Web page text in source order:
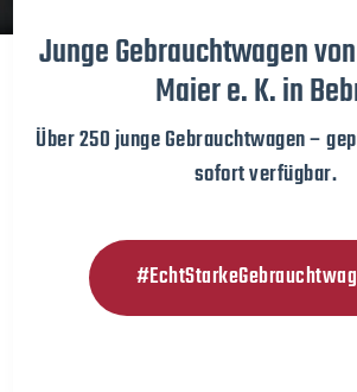
Junge Gebrauchtwagen
Maier e. K. in
Über 250 junge Gebrauchtwagen –
sofort verfügbar.